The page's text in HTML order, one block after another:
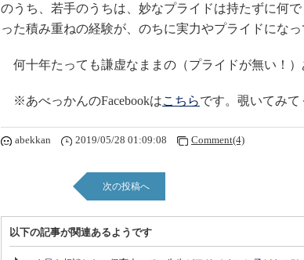
のうち、若手のうちは、妙なプライドは持たずに何
った積み重ねの経験が、のちに実力やプライドになっ
何十年たっても謙虚なままの（プライドが無い！）
※あべっかんのFacebookはこちらです。覗いてみて
abekkan 2019/05/28 01:09:08 Comment(4)
次の投稿へ
以下の記事が関連あるようです